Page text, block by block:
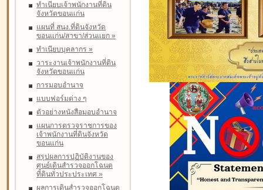
ทำเนียบเจ้าพนักงานที่ดิน
จังหวัดขอนแก่น
แผนที่ สนง.ที่ดินจังหวัด
ขอนแก่น/สาขา/ส่วนแยก »
ทำเนียบบุคลากร »
วาระงานเจ้าพนักงานที่ดิน
จังหวัดขอนแก่น
การมอบอำนาจ
แบบฟอร์มต่าง ๆ
ตัวอย่างหนังสือมอบอำนาจ
แผนการตรวจราชการของ
เจ้าพนักงานที่ดินจังหวัด
ขอนแก่น
สรุปผลการปฏิบัติงานของ
ศูนย์เดินสำรวจออกโฉนด
ที่ดินทั่วประประเทศ »
ผลการเดินสำรวจออกโฉนด